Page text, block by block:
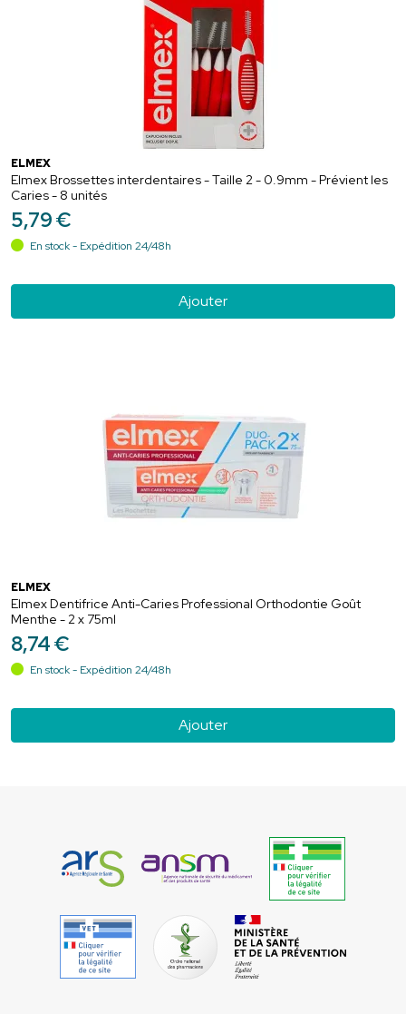
ELMEX
Elmex Brossettes interdentaires - Taille 2 - 0.9mm - Prévient les
Caries - 8 unités
5,79€
En stock - Expédition 24/48h
Ajouter
ELMEX
Elmex Dentifrice Anti-Caries Professional Orthodontie Goût
Menthe - 2 x 75ml
8,74€
En stock - Expédition 24/48h
Ajouter